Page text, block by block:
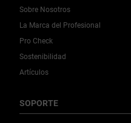
Sobre Nosotros
La Marca del Profesional
Pro Check
Sostenibilidad
Artículos
SOPORTE